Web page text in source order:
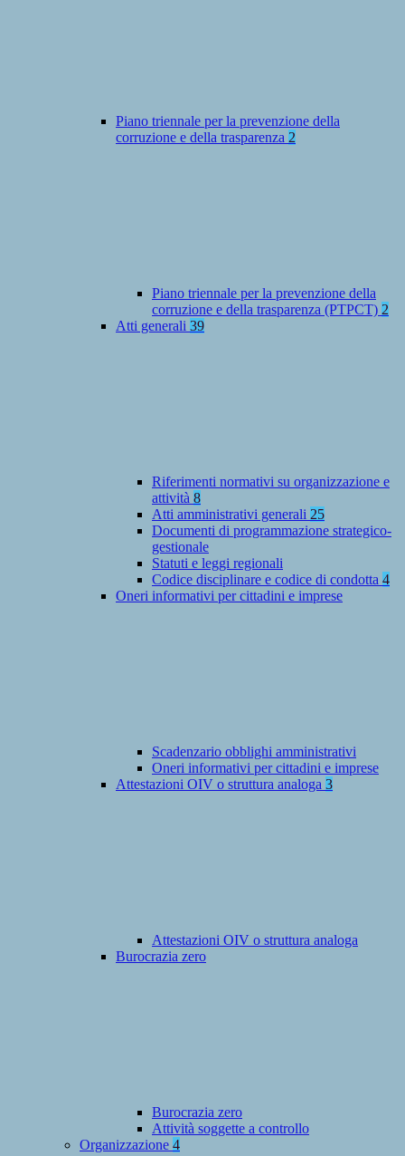
Piano triennale per la prevenzione della
corruzione e della trasparenza 2
Piano triennale per la prevenzione della
corruzione e della trasparenza (PTPCT) 2
Atti generali 39
Riferimenti normativi su organizzazione e
attività 8
Atti amministrativi generali 25
Documenti di programmazione strategico-
gestionale
Statuti e leggi regionali
Codice disciplinare e codice di condotta 4
Oneri informativi per cittadini e imprese
Scadenzario obblighi amministrativi
Oneri informativi per cittadini e imprese
Attestazioni OIV o struttura analoga 3
Attestazioni OIV o struttura analoga
Burocrazia zero
Burocrazia zero
Attività soggette a controllo
Organizzazione 4